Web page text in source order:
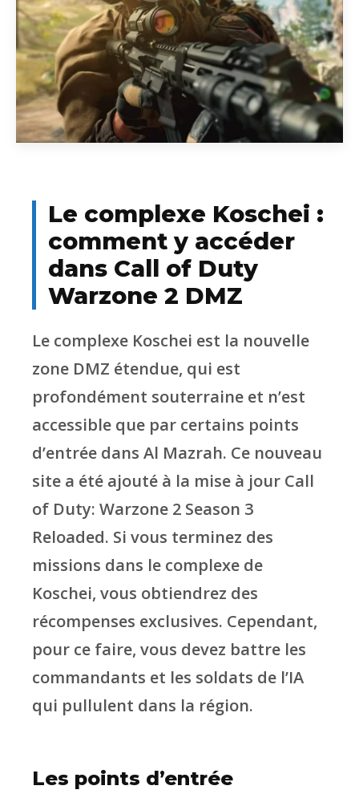
Le complexe Koschei :
comment y accéder
dans Call of Duty
Warzone 2 DMZ
Le complexe Koschei est la nouvelle
zone DMZ étendue, qui est
profondément souterraine et n’est
accessible que par certains points
d’entrée dans Al Mazrah. Ce nouveau
site a été ajouté à la mise à jour Call
of Duty: Warzone 2 Season 3
Reloaded. Si vous terminez des
missions dans le complexe de
Koschei, vous obtiendrez des
récompenses exclusives. Cependant,
pour ce faire, vous devez battre les
commandants et les soldats de l’IA
qui pullulent dans la région.
Les points d’entrée